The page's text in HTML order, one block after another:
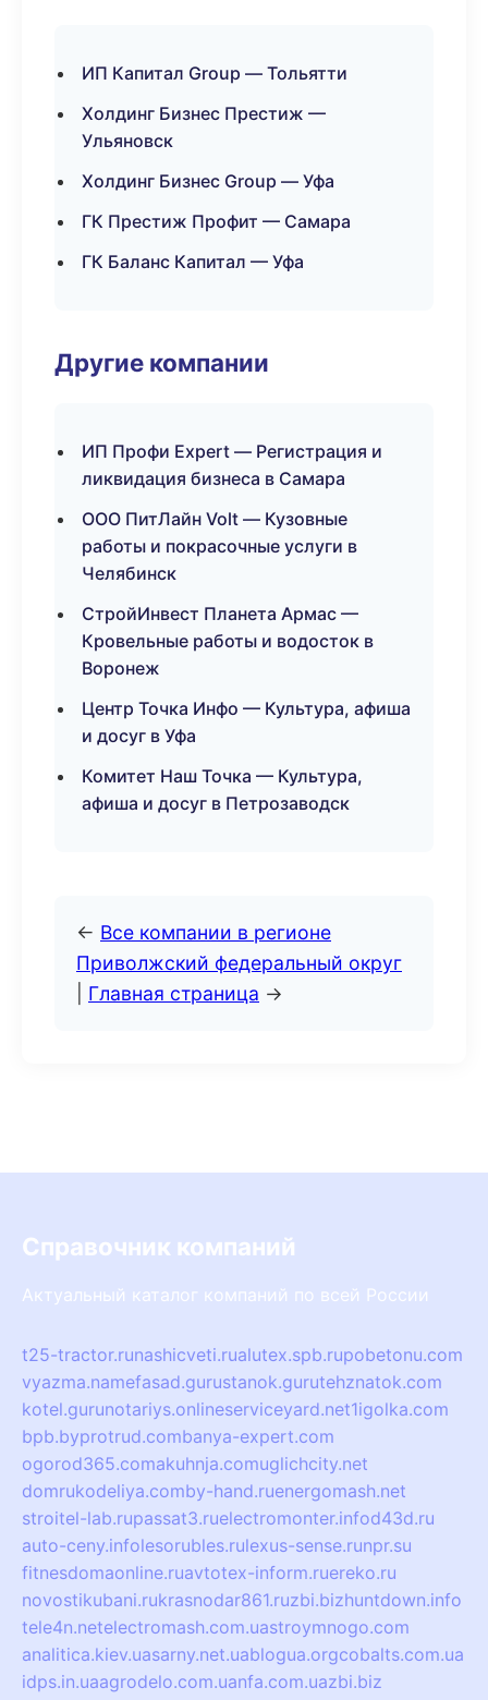
ИП Капитал Group — Тольятти
Холдинг Бизнес Престиж —
Ульяновск
Холдинг Бизнес Group — Уфа
ГК Престиж Профит — Самара
ГК Баланс Капитал — Уфа
Другие компании
ИП Профи Expert — Регистрация и
ликвидация бизнеса в Самара
ООО ПитЛайн Volt — Кузовные
работы и покрасочные услуги в
Челябинск
СтройИнвест Планета Армас —
Кровельные работы и водосток в
Воронеж
Центр Точка Инфо — Культура, афиша
и досуг в Уфа
Комитет Наш Точка — Культура,
афиша и досуг в Петрозаводск
← Все компании в регионе
Приволжский федеральный округ
Главная страница →
Справочник компаний
Актуальный каталог компаний по всей России
t25-tractor.runashicveti.rualutex.spb.rupobetonu.com
vyazma.namefasad.gurustanok.gurutehznatok.com
kotel.gurunotariys.onlineserviceyard.net1igolka.com
bpb.byprotrud.combanya-expert.com
ogorod365.comakuhnja.comuglichcity.net
domrukodeliya.comby-hand.ruenergomash.net
stroitel-lab.rupassat3.ruelectromonter.infod43d.ru
auto-ceny.infolesorubles.rulexus-sense.runpr.su
fitnesdomaonline.ruavtotex-inform.ruereko.ru
novostikubani.rukrasnodar861.ruzbi.bizhuntdown.info
tele4n.netelectromash.com.uastroymnogo.com
analitica.kiev.uasarny.net.uablogua.orgcobalts.com.ua
idps.in.uaagrodelo.com.uanfa.com.uazbi.biz